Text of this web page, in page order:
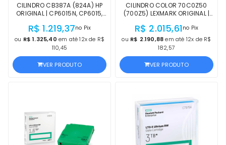
CILINDRO CB387A (824A) HP
ORIGINAL | CP6015N, CP6015,
MAGENTA | PRODUTO OFICIAL
HP, COM NF, PROCEDÊNCIA E
GARANTIA
R$ 1.219,37no Pix
ou R$ 1.325,40 em até 12x de R$
110,45
VER PRODUTO
CILINDRO COLOR 70C0Z50
(700Z5) LEXMARK ORIGINAL |
CS410, CS310, CX510DHE,
CX310DN, CS510DTE, CS410N,
CS310DN | LACRADO
R$ 2.015,61no Pix
ou R$ 2.190,88em até 12x de R$
182,57
VER PRODUTO